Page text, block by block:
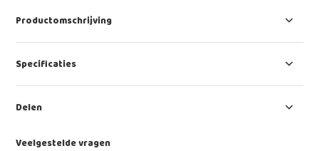
Productomschrijving
Specificaties
Delen
Veelgestelde vragen